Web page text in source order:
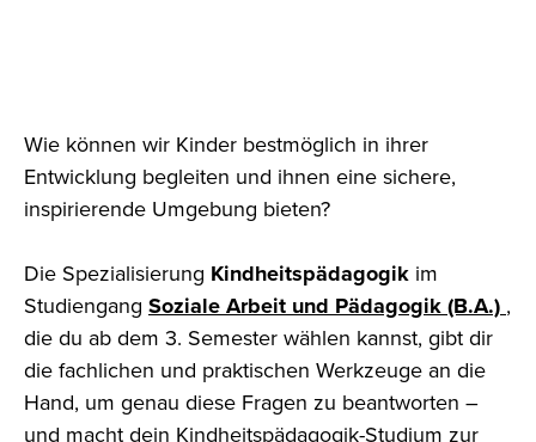
Wie können wir Kinder bestmöglich in ihrer
Entwicklung begleiten und ihnen eine sichere,
inspirierende Umgebung bieten?
Die Spezialisierung Kindheitspädagogik im
Studiengang Soziale Arbeit und Pädagogik (B.A.) ,
die du ab dem 3. Semester wählen kannst, gibt dir
die fachlichen und praktischen Werkzeuge an die
Hand, um genau diese Fragen zu beantworten –
und macht dein Kindheitspädagogik-Studium zur